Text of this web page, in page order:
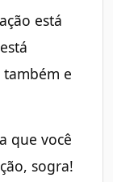
está
e
que você
sogra!